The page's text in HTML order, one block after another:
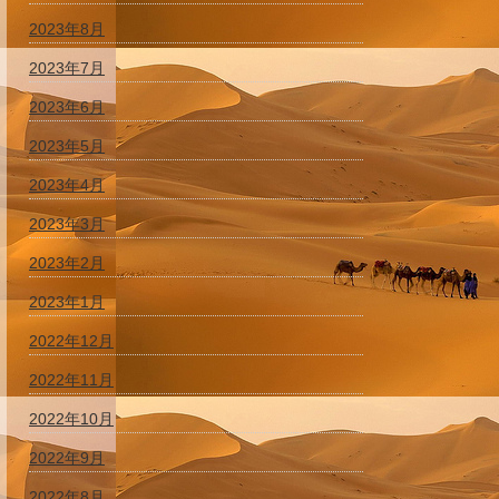
2023年8月
2023年7月
2023年6月
2023年5月
2023年4月
2023年3月
2023年2月
2023年1月
2022年12月
2022年11月
2022年10月
2022年9月